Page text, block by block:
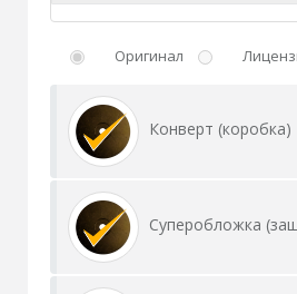
Оригинал
Конверт (коробка)
Суперобложка